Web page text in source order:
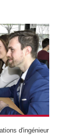
d'ingénieur